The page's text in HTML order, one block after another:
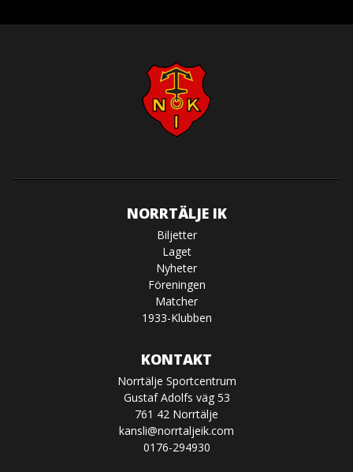
NORRTÄLJE IK
Biljetter
Laget
Nyheter
Föreningen
Matcher
1933-Klubben
KONTAKT
Norrtälje Sportcentrum
Gustaf Adolfs väg 53
761 42 Norrtälje
kansli@norrtaljeik.com
0176-294930